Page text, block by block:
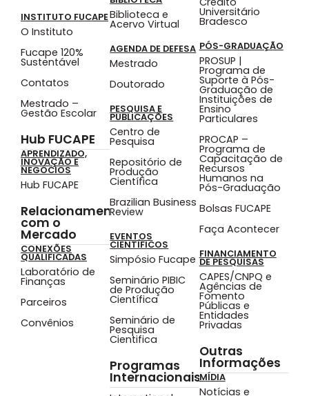
INSTITUTO FUCAPE
O Instituto
Fucape 120%
Sustentável
Contatos
Mestrado –
Gestão Escolar
Hub FUCAPE
APRENDIZADO,
INOVAÇÃO E
NEGÓCIOS
Hub FUCAPE
Relacionamento
com o
Mercado
CONEXÕES
QUALIFICADAS
Laboratório de
Finanças
Parceiros
Convênios
Biblioteca e
Acervo Virtual
AGENDA DE DEFESA
Mestrado
Doutorado
PESQUISA E
PUBLICAÇÕES
Centro de
Pesquisa
Repositório de
Produção
Científica
Brazilian Business
Review
EVENTOS
CIENTÍFICOS
Simpósio Fucape
Seminário PIBIC
de Produção
Científica
Seminário de
Pesquisa
Cientifica
Programas
Internacionais
Universitário
Bradesco
PÓS-GRADUAÇÃO
PROSUP |
Programa de
Suporte à Pós-
Graduação de
Instituições de
Ensino
Particulares
PROCAP –
Programa de
Capacitação de
Recursos
Humanos na
Pós-Graduação
Bolsas FUCAPE
Faça Acontecer
FINANCIAMENTO
DE PESQUISAS
CAPES/CNPQ e
Agências de
Fomento
Públicas e
Entidades
Privadas
Outras
Informações
MÍDIA
Notícias e